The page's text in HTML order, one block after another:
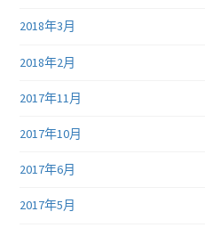
2018年3月
2018年2月
2017年11月
2017年10月
2017年6月
2017年5月